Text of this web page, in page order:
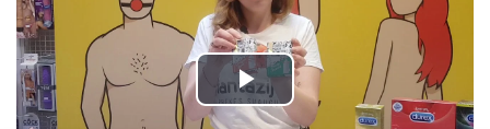
Play